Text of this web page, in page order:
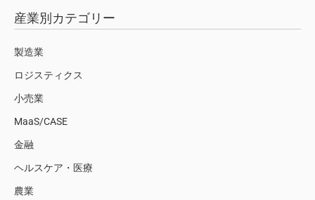
産業別カテゴリー
製造業
ロジスティクス
小売業
MaaS/CASE
金融
ヘルスケア・医療
農業